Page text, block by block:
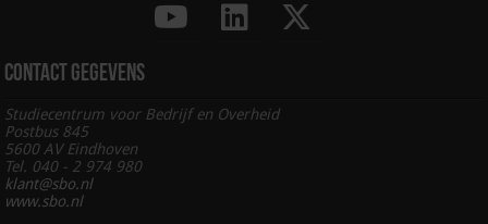
Contact gegevens
Studiecentrum voor Bedrijf en Overheid
Postbus 845
5600 AV Eindhoven
Tel. 040 - 2 974 980
klant@sbo.nl
www.sbo.nl